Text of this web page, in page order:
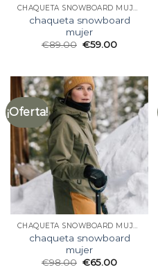
CHAQUETA SNOWBOARD MUJER
chaqueta snowboard
mujer
€89.00 €59.00
¡Oferta!
CHAQUETA SNOWBOARD MUJER
chaqueta snowboard
mujer
€98.00 €65.00